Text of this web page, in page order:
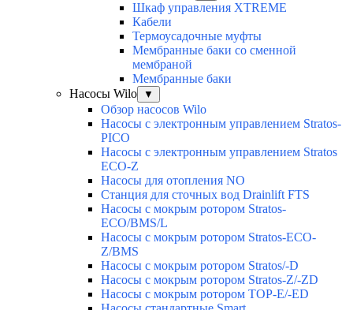
Шкаф управления XTREME
Кабели
Термоусадочные муфты
Мембранные баки со сменной
мембраной
Мембранные баки
Насосы Wilo
▼
Обзор насосов Wilo
Насосы с электронным управлением Stratos-
PICO
Насосы с электронным управлением Stratos
ECO-Z
Насосы для отопления NO
Станция для сточных вод Drainlift FTS
Насосы с мокрым ротором Stratos-
ECO/BMS/L
Насосы с мокрым ротором Stratos-ECO-
Z/BMS
Насосы с мокрым ротором Stratos/-D
Насосы с мокрым ротором Stratos-Z/-ZD
Насосы с мокрым ротором TOP-E/-ED